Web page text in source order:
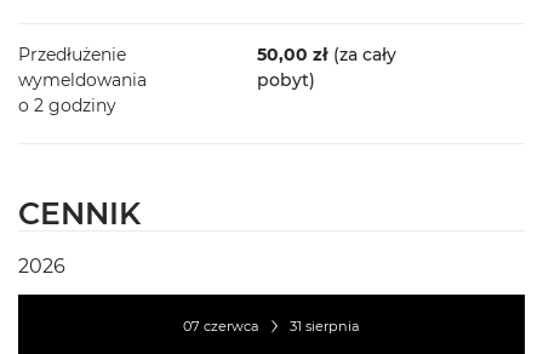
Przedłużenie
wymeldowania
o 2 godziny
50,00 zł(za cały
pobyt)
CENNIK
2026
07 czerwca 31 sierpnia